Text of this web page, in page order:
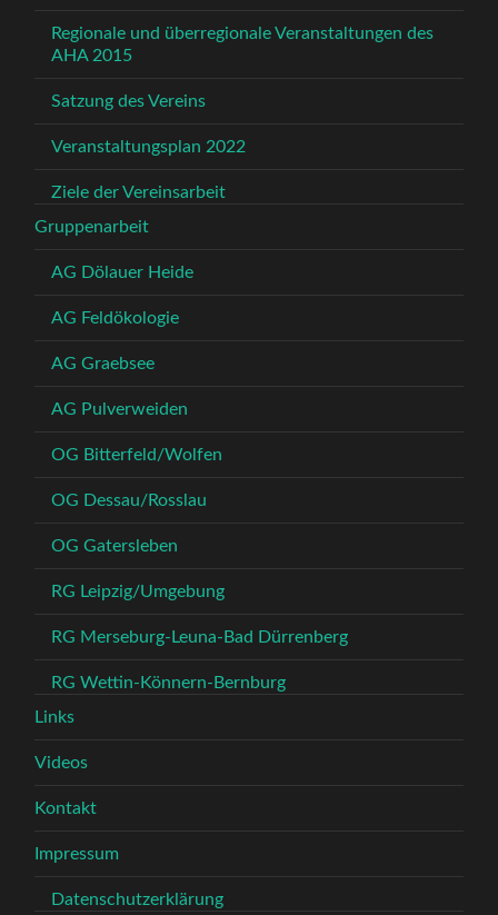
Regionale und überregionale Veranstaltungen des
AHA 2015
Satzung des Vereins
Veranstaltungsplan 2022
Ziele der Vereinsarbeit
Gruppenarbeit
AG Dölauer Heide
AG Feldökologie
AG Graebsee
AG Pulverweiden
OG Bitterfeld/Wolfen
OG Dessau/Rosslau
OG Gatersleben
RG Leipzig/Umgebung
RG Merseburg-Leuna-Bad Dürrenberg
RG Wettin-Könnern-Bernburg
Links
Videos
Kontakt
Impressum
Datenschutzerklärung